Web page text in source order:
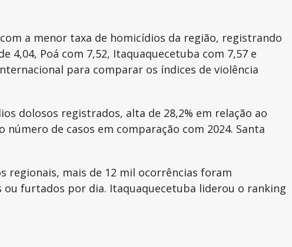
a menor taxa de homicídios da região, registrando
4,04, Poá com 7,52, Itaquaquecetuba com 7,57 e
para comparar os índices de violência
dolosos registrados, alta de 28,2% em relação ao
de casos em comparação com 2024. Santa
regionais, mais de 12 mil ocorrências foram
ou furtados por dia. Itaquaquecetuba liderou o ranking